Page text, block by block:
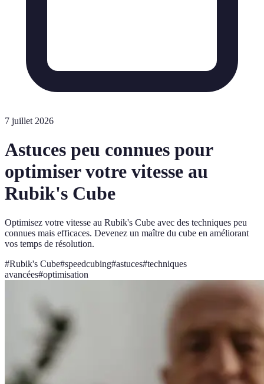
7 juillet 2026
Astuces peu connues pour
optimiser votre vitesse au
Rubik's Cube
Optimisez votre vitesse au Rubik's Cube avec des techniques peu
connues mais efficaces. Devenez un maître du cube en améliorant
vos temps de résolution.
#Rubik's Cube#speedcubing#astuces#techniques
avancées#optimisation